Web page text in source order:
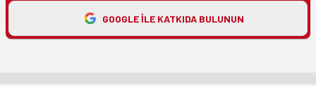
GOOGLE ILE KATKIDA BULUNUN